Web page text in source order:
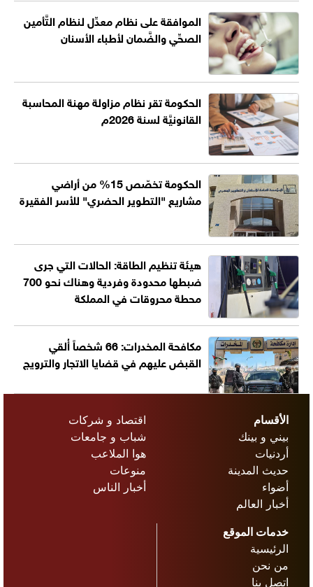
الموافقة على نظام معدِّل لنظام التَّأمين
الصحِّي والضَّمان لأطباء الأسنان
الحكومة تقر نظام مزاولة مهنة المحاسبة
القانونيَّة لسنة 2026م
الحكومة تخصّص 15% من أراضي
مشاريع "التطوير الحضري" للأسر الفقيرة
هيئة تنظيم الطاقة: الحالات التي جرى
ضبطها محدودة وفردية وهناك نحو 700
محطة محروقات في المملكة
مكافحة المخدرات: 66 شخصاً أُلقي
القبض عليهم في قضايا الاتجار والترويج
الأقسام
بيني و بينك
أردنيات
حديث المدينة
أضواء
أخبار العالم
اقتصاد و شركات
شباب و جامعات
هوا الملاعب
منوعات
أخبار الناس
خدمات الموقع
الرئيسية
من نحن
اتصل بنا